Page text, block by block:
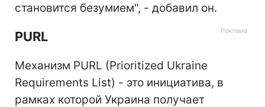
становится безумием", - добавил он.
PURL
Механизм PURL (Prioritized Ukraine
Requirements List) - это инициатива, в
рамках которой Украина получает